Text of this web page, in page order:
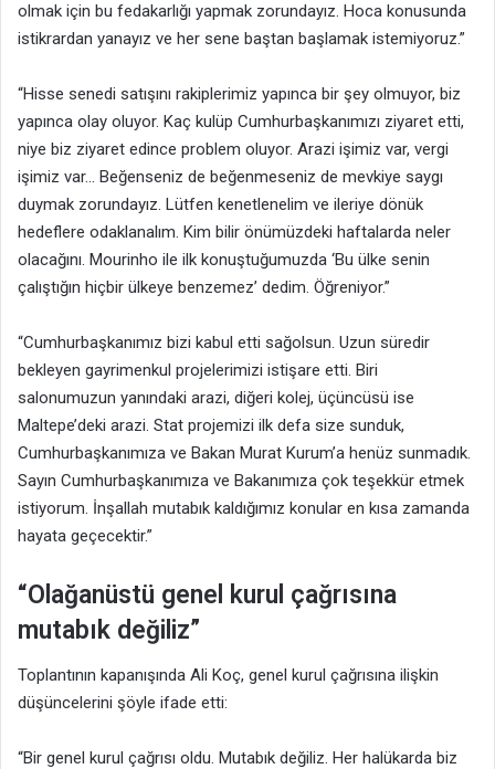
olmak için bu fedakarlığı yapmak zorundayız. Hoca konusunda
istikrardan yanayız ve her sene baştan başlamak istemiyoruz.”
“Hisse senedi satışını rakiplerimiz yapınca bir şey olmuyor, biz
yapınca olay oluyor. Kaç kulüp Cumhurbaşkanımızı ziyaret etti,
niye biz ziyaret edince problem oluyor. Arazi işimiz var, vergi
işimiz var… Beğenseniz de beğenmeseniz de mevkiye saygı
duymak zorundayız. Lütfen kenetlenelim ve ileriye dönük
hedeflere odaklanalım. Kim bilir önümüzdeki haftalarda neler
olacağını. Mourinho ile ilk konuştuğumuzda ‘Bu ülke senin
çalıştığın hiçbir ülkeye benzemez’ dedim. Öğreniyor.”
“Cumhurbaşkanımız bizi kabul etti sağolsun. Uzun süredir
bekleyen gayrimenkul projelerimizi istişare etti. Biri
salonumuzun yanındaki arazi, diğeri kolej, üçüncüsü ise
Maltepe’deki arazi. Stat projemizi ilk defa size sunduk,
Cumhurbaşkanımıza ve Bakan Murat Kurum’a henüz sunmadık.
Sayın Cumhurbaşkanımıza ve Bakanımıza çok teşekkür etmek
istiyorum. İnşallah mutabık kaldığımız konular en kısa zamanda
hayata geçecektir.”
“Olağanüstü genel kurul çağrısına
mutabık değiliz”
Toplantının kapanışında Ali Koç, genel kurul çağrısına ilişkin
düşüncelerini şöyle ifade etti:
“Bir genel kurul çağrısı oldu. Mutabık değiliz. Her halükarda biz